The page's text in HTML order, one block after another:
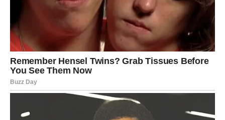
Device danas konačno dobijaju mir koji su dugo čekale.
Posle mnogo analiziranja i preispitivanja, dolazi trenutak
kada ćete jasno videti ko je iskren prema vama.
Jedna osoba pokazuje ogromnu potrebu da bude deo
vašeg života. Moguće je priznanje ljubavi od nekoga ko je
dugo ćutao.
Ako ste zauzeti, partner će želeti više bliskosti i